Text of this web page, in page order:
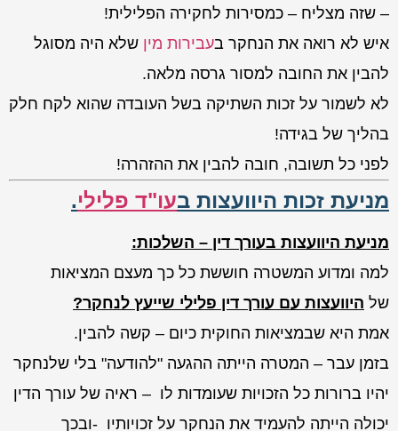
– שזה מצליח – כמסירות לחקירה הפלילית!
איש לא רואה את הנחקר בעבירות מין שלא היה מסוגל
להבין את החובה למסור גרסה מלאה.
לא לשמור על זכות השתיקה בשל העובדה שהוא לקח חלק
בהליך של בגידה!
לפני כל תשובה, חובה להבין את ההזהרה!
מניעת זכות היוועצות בעו"ד פלילי.
מניעת היוועצות בעורך דין – השלכות:
למה ומדוע המשטרה חוששת כל כך מעצם המציאות
של היוועצות עם עורך דין פלילי שייעץ לנחקר?
אמת היא שבמציאות החוקית כיום – קשה להבין.
בזמן עבר – המטרה הייתה ההגעה "להודעה" בלי שלנחקר
יהיו ברורות כל הזכויות שעומדות לו – ראיה של עורך הדין
יכולה הייתה להעמיד את הנחקר על זכויותיו -ובכך